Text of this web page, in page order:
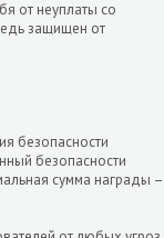
от неуплаты со
защищен от
безопасности
безопасности
сумма награды –